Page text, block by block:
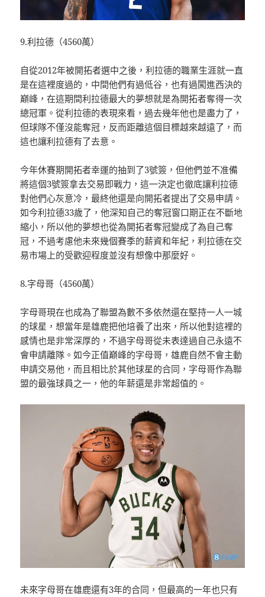
9.利拉德（4560萬）
自從2012年被開拓者選中之後，利拉德的職業生涯就一直
是在這裡度過的，中間他們有過低谷，也有過闖進西決的
巔峰，在這期間利拉德最大的夢想就是為開拓者奪得一次
總冠軍。從利拉德的表現來看，過去幾年他也是盡力了，
但球隊不僅沒能奪冠，反而距離這個目標越來越遠了，而
這也讓利拉德有了去意。
今年休賽期開拓者幸運的抽到了3號簽，但他們並不准備
將這個3號簽拿去交易即戰力，這一決定也徹底讓利拉德
對他們心灰意冷，最終他還是向開拓者提出了交易申請。
如今利拉德33歲了，他深知自己的奪冠窗口期正在不斷地
縮小，所以他的夢想也從為開拓者奪冠變成了為自己奪
冠，不過考慮他未來幾個賽季的薪資和年紀，利拉德在交
易市場上的受歡迎程度並沒有想像中那麼好。
8.字母哥（4560萬）
字母哥現在也成為了聯盟為數不多依然還在堅持一人一城
的球星，想當年是雄鹿把他培養了出來，所以他對這裡的
感情也是非常深厚的，不過字母哥從未表達過自己永遠不
會申請離隊。如今正值巔峰的字母哥，雄鹿自然不會主動
申請交易他，而且相比於其他球星的合同，字母哥作為聯
盟的最強球員之一，他的年薪還是非常超值的。
未來字母哥在雄鹿還有3年的合同，但最高的一年也只有